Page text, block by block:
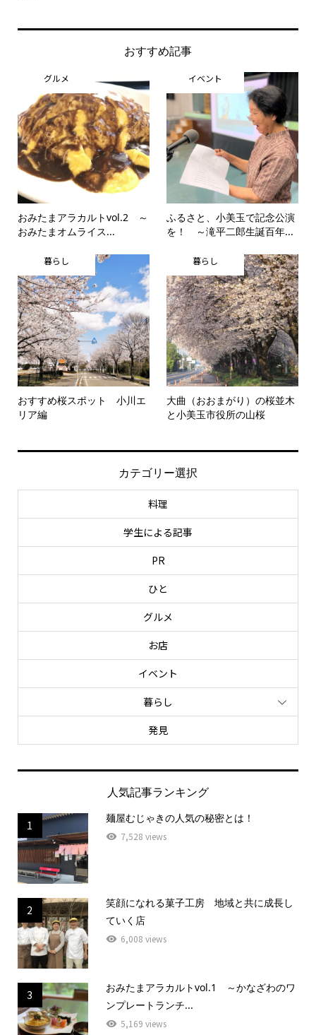
おすすめ記事
グルメ
おみたまアラカルトvol.2 ～
おみたまオムライス...
イベント
ふるさと、小美玉で記念公演
を！ ～滝平二郎生誕百年...
暮らし
おすすめ桜スポット 小川エ
リア編
暮らし
大曲（おおまがり）の桜並木
と小美玉市役所の山桜
カテゴリー選択
料理
学生による記事
PR
ひと
グルメ
お店
イベント
暮らし
発見
人気記事ランキング
1
麺屋むじゃきの人気の秘密とは！
7,528 views
2
笑顔になれる菓子工房 地域と共に成長し
ていく店
6,008 views
3
おみたまアラカルトvol.1 ～かなざわのワ
ンプレートランチ...
5,169 views